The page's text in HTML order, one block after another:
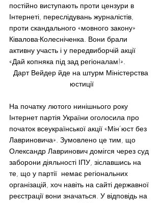
постійно виступають проти цензури в
Інтернеті, переслідувань журналістів,
проти скандального «мовного закону»
Ківалова-Колесніченка. Вони брали
активну участь і у передвиборчій акції
«Дай копняка під зад регіоналам!».
Дарт Вейдер йде на штурм Міністерства
юстиції
На початку лютого нинішнього року
Інтернет партія України оголосила про
початок всеукраїнської акції «Мін’юст без
Лавриновича». Зумовлено це тим, що
Олександр Лавринович домігся через суд
заборони діяльності ІПУ, зіславшись на
те, що у партії  немає регіональних
організацій, хоч навіть на сайті державної
реєстрації вони значаться. У відповідь на